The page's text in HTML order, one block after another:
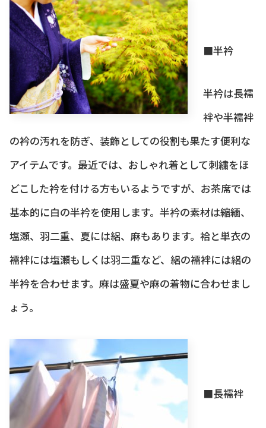
■半衿
半衿は長襦
袢や半襦袢
の衿の汚れを防ぎ、装飾としての役割も果たす便利な
アイテムです。最近では、おしゃれ着として刺繍をほ
どこした衿を付ける方もいるようですが、お茶席では
基本的に白の半衿を使用します。半衿の素材は縮緬、
塩瀬、羽二重、夏には絽、麻もあります。袷と単衣の
襦袢には塩瀬もしくは羽二重など、絽の襦袢には絽の
半衿を合わせます。麻は盛夏や麻の着物に合わせまし
ょう。
■長襦袢